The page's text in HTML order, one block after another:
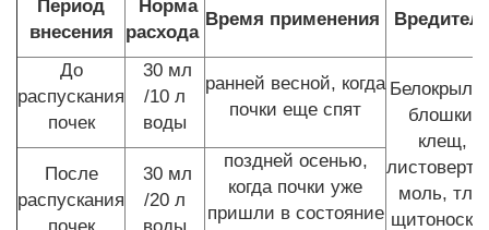
Период
внесения
Норма
расхода
Время применения
До
распускания
почек
30 мл
/10 л
воды
ранней весной, когда
почки еще спят
блошки,
клещ,
моль, тля,
После
распускания
30 мл
/20 л
поздней осенью,
когда почки уже
пришли в состояние